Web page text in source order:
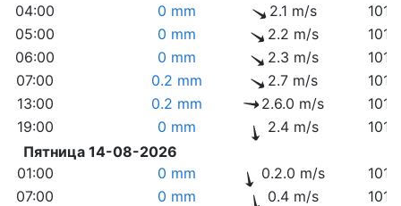
04:00
0 mm 2.1 m/s
05:00
0 mm 2.2 m/s
06:00
0 mm 2.3 m/s
07:00
0.2 mm 2.7 m/s
13:00
0.2 mm 2.6.0 m/s
19:00
0 mm 2.4 m/s
Пятница 14-08-2026
01:00
0 mm 0.2.0 m/s
07:00
0 mm 0.4 m/s